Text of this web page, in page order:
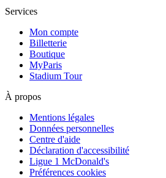
Services
Mon compte
Billetterie
Boutique
MyParis
Stadium Tour
À propos
Mentions légales
Données personnelles
Centre d'aide
Déclaration d'accessibilité
Ligue 1 McDonald's
Préférences cookies